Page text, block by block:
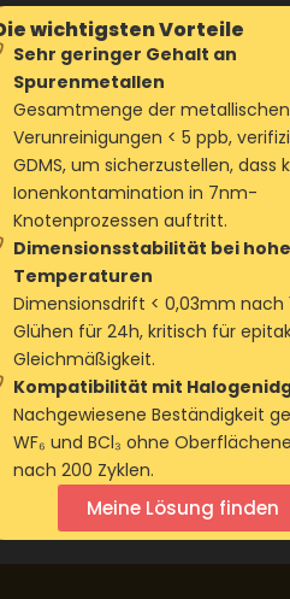
wichtigsten Vorteile
Sehr geringer Gehalt an
Spurenmetallen
Gesamtmenge der metallischen
Verunreinigungen < 5 ppb,
GDMS, um sicherzustellen, dass
Ionenkontamination in 7nm-
Knotenprozessen auftritt.
Dimensionsstabilität bei
Temperaturen
Dimensionsdrift < 0,03mm nach
Glühen für 24h, kritisch für
Gleichmäßigkeit.
Kompatibilität mit
Nachgewiesene Beständigkeit
WF₆ und BCl₃ ohne
nach 200 Zyklen.
Meine Lösung finden